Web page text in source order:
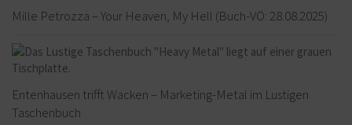
Mille Petrozza – Your Heaven, My Hell (Buch-VÖ: 28.08.2025)
Entenhausen trifft Wacken – Marketing-Metal im Lustigen
Taschenbuch